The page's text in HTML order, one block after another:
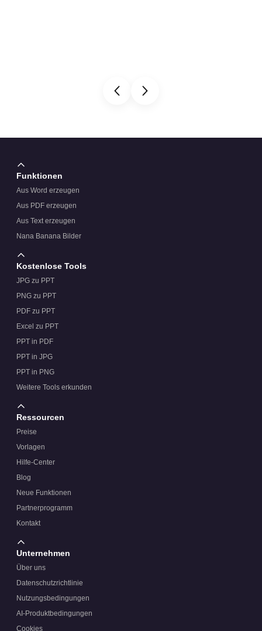
Funktionen
Aus Word erzeugen
Aus PDF erzeugen
Aus Text erzeugen
Nana Banana Bilder
Kostenlose Tools
JPG zu PPT
PNG zu PPT
PDF zu PPT
Excel zu PPT
PPT in PDF
PPT in JPG
PPT in PNG
Weitere Tools erkunden
Ressourcen
Preise
Vorlagen
Hilfe-Center
Blog
Neue Funktionen
Partnerprogramm
Kontakt
Unternehmen
Über uns
Datenschutzrichtlinie
Nutzungsbedingungen
AI-Produktbedingungen
Cookies